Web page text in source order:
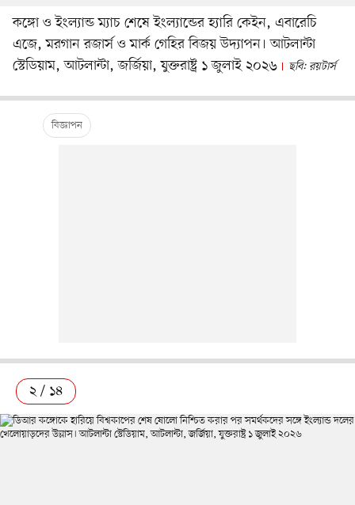
কঙ্গো ও ইংল্যান্ড ম্যাচ শেষে ইংল্যান্ডের হ্যারি কেইন, এবারেচি
এজে, মরগান রজার্স ও মার্ক গেহির বিজয় উদ্যাপন। আটলান্টা
স্টেডিয়াম, আটলান্টা, জর্জিয়া, যুক্তরাষ্ট্র ১ জুলাই ২০২৬
ছবি: রয়টার্স
২ / ১৪